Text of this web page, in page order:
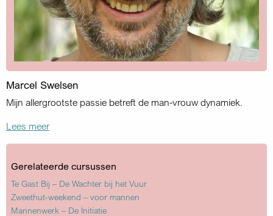
Marcel Swelsen
Mijn allergrootste passie betreft de man-vrouw dynamiek.
Lees meer
Gerelateerde cursussen
Te Gast Bij – De Wachter bij het Vuur
Zweethut-weekend – voor mannen
Mannenwerk – De Initiatie